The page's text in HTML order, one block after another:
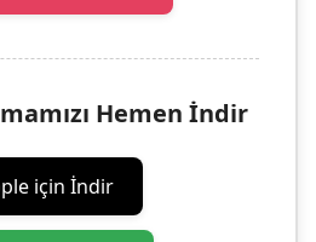
Hemen İndir
için İndir